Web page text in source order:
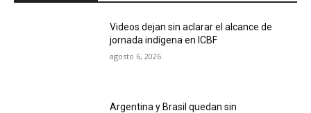
Videos dejan sin aclarar el alcance de
jornada indígena en ICBF
agosto 6, 2026
Argentina y Brasil quedan sin